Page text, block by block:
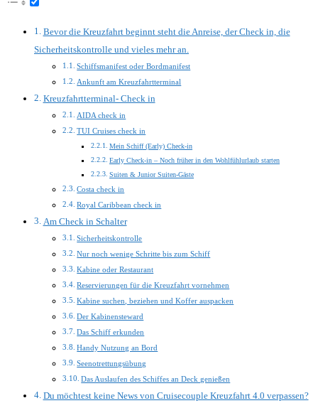
Bevor die Kreuzfahrt beginnt steht die Anreise, der Check in, die
Sicherheitskontrolle und vieles mehr an.
Schiffsmanifest oder Bordmanifest
Ankunft am Kreuzfahrtterminal
Kreuzfahrtterminal- Check in
AIDA check in
TUI Cruises check in
Mein Schiff (Early) Check-in
Early Check-in – Noch früher in den Wohlfühlurlaub starten
Suiten & Junior Suiten-Gäste
Costa check in
Royal Caribbean check in
Am Check in Schalter
Sicherheitskontrolle
Nur noch wenige Schritte bis zum Schiff
Kabine oder Restaurant
Reservierungen für die Kreuzfahrt vornehmen
Kabine suchen, beziehen und Koffer auspacken
Der Kabinensteward
Das Schiff erkunden
Handy Nutzung an Bord
Seenotrettungsübung
Das Auslaufen des Schiffes an Deck genießen
Du möchtest keine News von Cruisecouple Kreuzfahrt 4.0 verpassen?